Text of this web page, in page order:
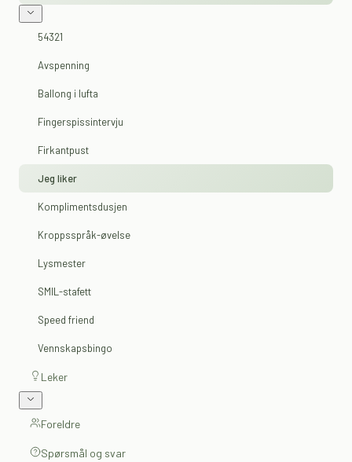
54321
Avspenning
Ballong i lufta
Fingerspissintervju
Firkantpust
Jeg liker
Komplimentsdusjen
Kroppsspråk-øvelse
Lysmester
SMIL-stafett
Speed friend
Vennskapsbingo
Leker
Foreldre
Spørsmål og svar